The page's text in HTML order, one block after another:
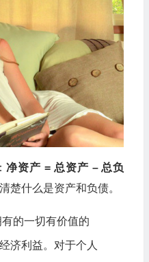
净资产 = 总资产 – 总负
楚什么是资产和负债。
的一切有价值的
济利益。对于个人